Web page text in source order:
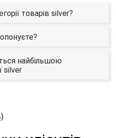
товарів silver?
найбільшою
silver